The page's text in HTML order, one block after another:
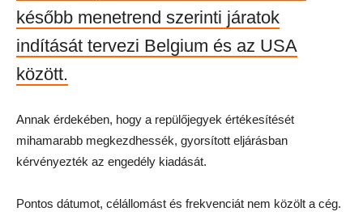
később menetrend szerinti járatok
indítását tervezi Belgium és az USA
között.
Annak érdekében, hogy a repülőjegyek értékesítését
mihamarabb megkezdhessék, gyorsított eljárásban
kérvényezték az engedély kiadását.
Pontos dátumot, célállomást és frekvenciát nem közölt a cég.